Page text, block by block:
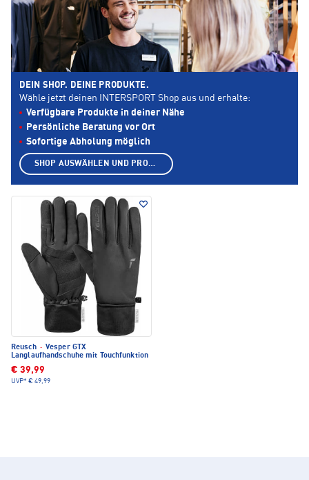
Reusch · Vesper GTX
Langlaufhandschuhe mit Touchfunktion
€ 39,99
UVP* € 49,99
DEIN SHOP. DEINE PRODUKTE.
Wähle jetzt deinen INTERSPORT Shop aus und erhalte:
Verfügbare Produkte in deiner Nähe
Persönliche Beratung vor Ort
Sofortige Abholung möglich
SHOP AUSWÄHLEN UND PRODUKTE ANZEIGEN